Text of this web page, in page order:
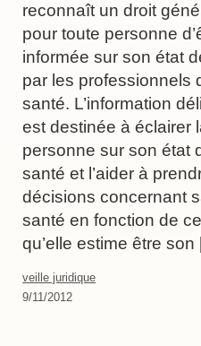
reconnaît un droit
pour toute personne
informée sur son état
par les professionnels
santé. L’information
est destinée à éclairer
personne sur son état
santé et l’aider à
décisions concernant
santé en fonction de ce
qu’elle estime être
veille juridique
9/11/2012